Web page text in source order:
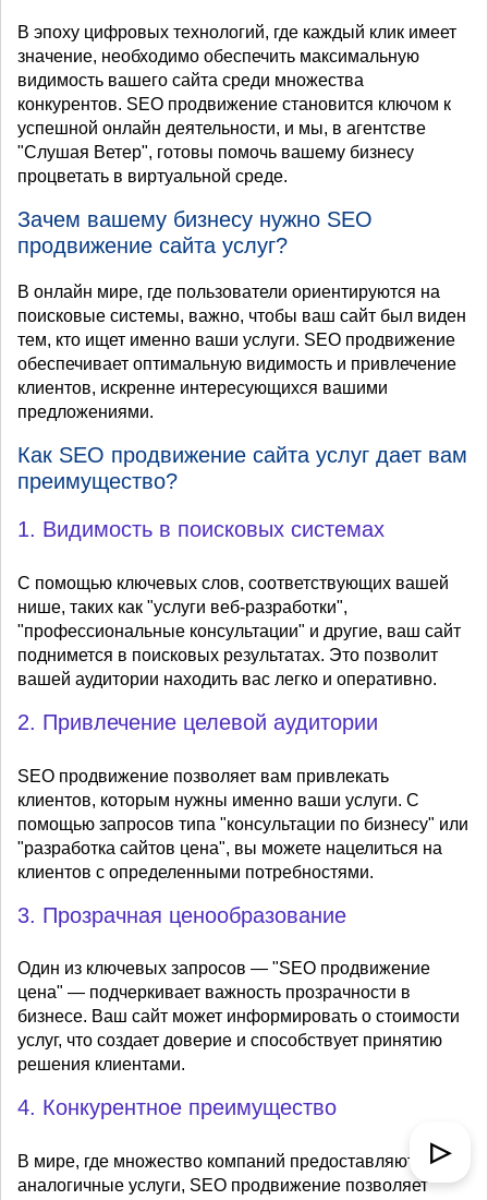
В эпоху цифровых технологий, где каждый клик имеет
значение, необходимо обеспечить максимальную
видимость вашего сайта среди множества
конкурентов. SEO продвижение становится ключом к
успешной онлайн деятельности, и мы, в агентстве
"Слушая Ветер", готовы помочь вашему бизнесу
процветать в виртуальной среде.
Зачем вашему бизнесу нужно SEO
продвижение сайта услуг?
В онлайн мире, где пользователи ориентируются на
поисковые системы, важно, чтобы ваш сайт был виден
тем, кто ищет именно ваши услуги. SEO продвижение
обеспечивает оптимальную видимость и привлечение
клиентов, искренне интересующихся вашими
предложениями.
Как SEO продвижение сайта услуг дает вам
преимущество?
1. Видимость в поисковых системах
С помощью ключевых слов, соответствующих вашей
нише, таких как "услуги веб-разработки",
"профессиональные консультации" и другие, ваш сайт
поднимется в поисковых результатах. Это позволит
вашей аудитории находить вас легко и оперативно.
2. Привлечение целевой аудитории
SEO продвижение позволяет вам привлекать
клиентов, которым нужны именно ваши услуги. С
помощью запросов типа "консультации по бизнесу" или
"разработка сайтов цена", вы можете нацелиться на
клиентов с определенными потребностями.
3. Прозрачная ценообразование
Один из ключевых запросов — "SEO продвижение
цена" — подчеркивает важность прозрачности в
бизнесе. Ваш сайт может информировать о стоимости
услуг, что создает доверие и способствует принятию
решения клиентами.
4. Конкурентное преимущество
В мире, где множество компаний предоставляют
аналогичные услуги, SEO продвижение позволяет
▷